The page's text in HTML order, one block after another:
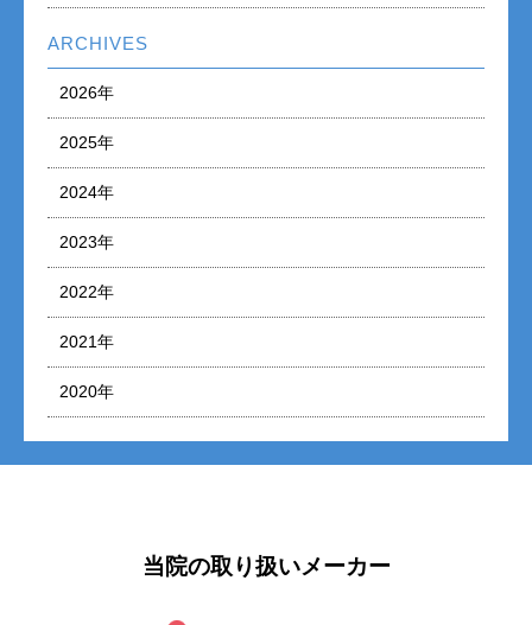
ARCHIVES
2026年
2025年
2024年
2023年
2022年
2021年
2020年
当院の取り扱いメーカー